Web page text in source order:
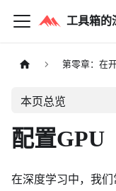
工具箱的
第零章：在
本页总览
配置GPU
在深度学习中，我